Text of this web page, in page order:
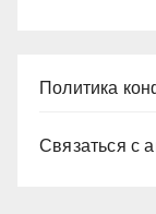
Политика
Связаться с